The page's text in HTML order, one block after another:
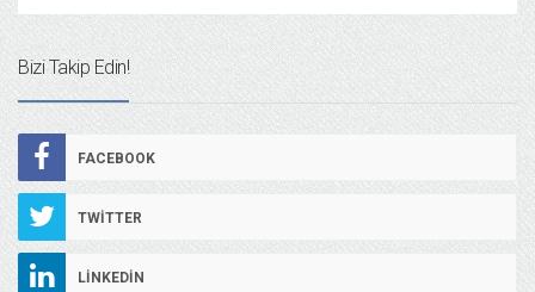
Bizi Takip Edin!
FACEBOOK
TWITTER
LINKEDIN